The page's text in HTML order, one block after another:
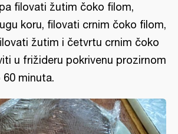
filovati žutim čoko filom,
koru, filovati crnim čoko filom,
žutim i četvrtu crnim čoko
u frižideru pokrivenu prozirnom
minuta.